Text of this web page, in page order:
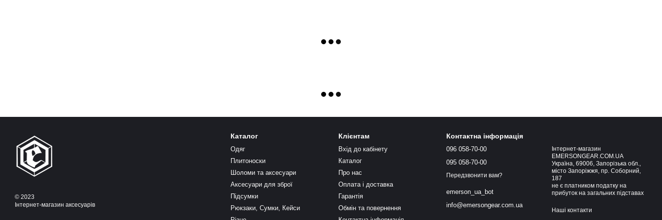
© 2023
Інтернет-магазин аксесуарів
Каталог
Одяг
Плитоноски
Шоломи та аксесуари
Аксесуари для зброї
Підсумки
Рюкзаки, Cумки, Кейси
Клієнтам
Вхід до кабінету
Каталог
Про нас
Оплата і доставка
Гарантія
Обмін та повернення
Контактна інформація
096 058-70-00
095 058-70-00
Передзвонити вам?
emerson_ua_bot
info@emersongear.com.ua
Інтернет-магазин
EMERSONGEAR.COM.UA
Україна, 69006, Запорізька обл.,
місто Запоріжжя, пр. Соборний,
187
не є платником податку на
прибуток на загальних підставах
Наші контакти